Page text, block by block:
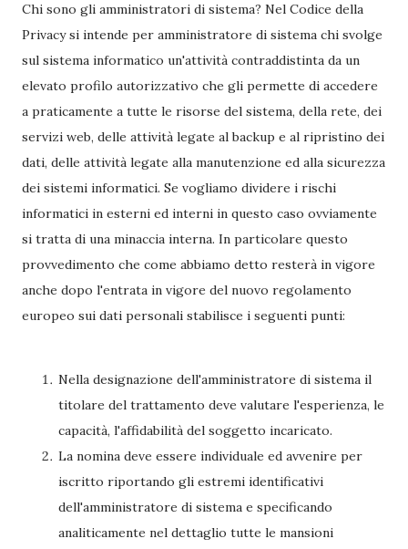
Chi sono gli amministratori di sistema? Nel Codice della
Privacy si intende per amministratore di sistema chi svolge
sul sistema informatico un'attività contraddistinta da un
elevato profilo autorizzativo che gli permette di accedere
a praticamente a tutte le risorse del sistema, della rete, dei
servizi web, delle attività legate al backup e al ripristino dei
dati, delle attività legate alla manutenzione ed alla sicurezza
dei sistemi informatici. Se vogliamo dividere i rischi
informatici in esterni ed interni in questo caso ovviamente
si tratta di una minaccia interna. In particolare questo
provvedimento che come abbiamo detto resterà in vigore
anche dopo l'entrata in vigore del nuovo regolamento
europeo sui dati personali stabilisce i seguenti punti:
Nella designazione dell'amministratore di sistema il
titolare del trattamento deve valutare l'esperienza, le
capacità, l'affidabilità del soggetto incaricato.
La nomina deve essere individuale ed avvenire per
iscritto riportando gli estremi identificativi
dell'amministratore di sistema e specificando
analiticamente nel dettaglio tutte le mansioni